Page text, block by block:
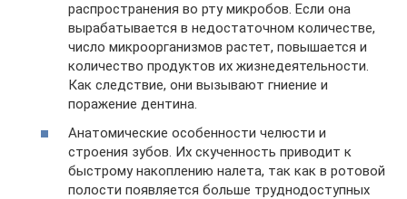
распространения во рту микробов. Если она
вырабатывается в недостаточном количестве,
число микроорганизмов растет, повышается и
количество продуктов их жизнедеятельности.
Как следствие, они вызывают гниение и
поражение дентина.
Анатомические особенности челюсти и
строения зубов. Их скученность приводит к
быстрому накоплению налета, так как в ротовой
полости появляется больше труднодоступных